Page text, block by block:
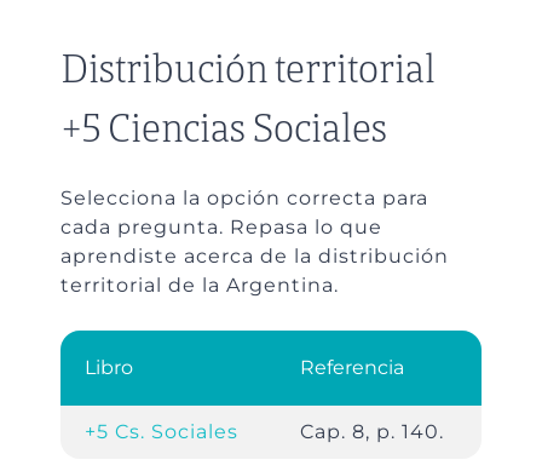
Distribución territorial
+5 Ciencias Sociales
Selecciona la opción correcta para
cada pregunta. Repasa lo que
aprendiste acerca de la distribución
territorial de la Argentina.
Libro Referencia
+5 Cs. Sociales Cap. 8, p. 140.